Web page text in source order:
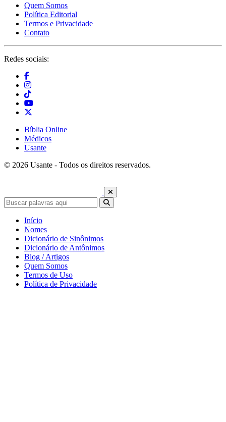
Quem Somos
Política Editorial
Termos e Privacidade
Contato
Redes sociais:
Bíblia Online
Médicos
Usante
© 2026 Usante - Todos os direitos reservados.
Início
Nomes
Dicionário de Sinônimos
Dicionário de Antônimos
Blog / Artigos
Quem Somos
Termos de Uso
Política de Privacidade